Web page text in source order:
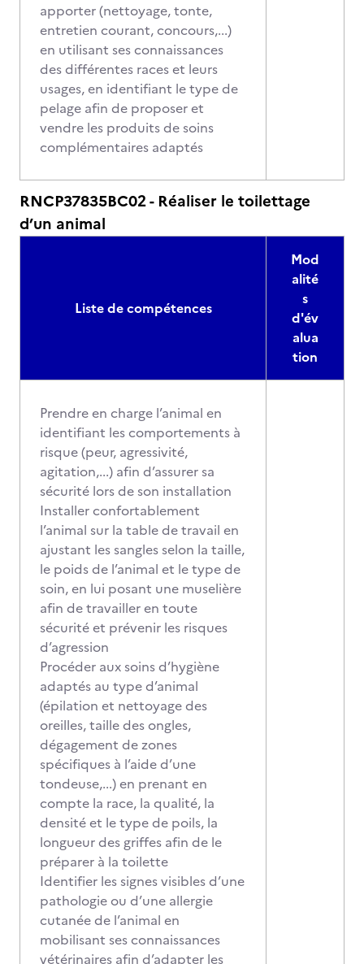
apporter (nettoyage, tonte,
entretien courant, concours,...)
en utilisant ses connaissances
des différentes races et leurs
usages, en identifiant le type de
pelage afin de proposer et
vendre les produits de soins
complémentaires adaptés
RNCP37835BC02 - Réaliser le toilettage
d’un animal
Liste de compétences
Mod
alité
s
d'év
alua
tion
Prendre en charge l’animal en
identifiant les comportements à
risque (peur, agressivité,
agitation,...) afin d’assurer sa
sécurité lors de son installation
Installer confortablement
l’animal sur la table de travail en
ajustant les sangles selon la taille,
le poids de l’animal et le type de
soin, en lui posant une muselière
afin de travailler en toute
sécurité et prévenir les risques
d’agression
Procéder aux soins d’hygiène
adaptés au type d’animal
(épilation et nettoyage des
oreilles, taille des ongles,
dégagement de zones
spécifiques à l’aide d’une
tondeuse,...) en prenant en
compte la race, la qualité, la
densité et le type de poils, la
longueur des griffes afin de le
préparer à la toilette
Identifier les signes visibles d’une
pathologie ou d’une allergie
cutanée de l’animal en
mobilisant ses connaissances
vétérinaires afin d’adapter les